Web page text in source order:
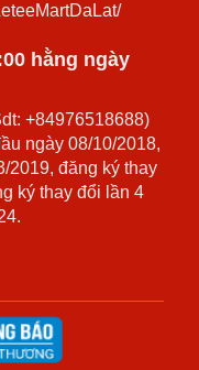
hằng ngày
+84976518688)
ngày 08/10/2018,
2019, đăng ký thay
ký thay đổi lần 4